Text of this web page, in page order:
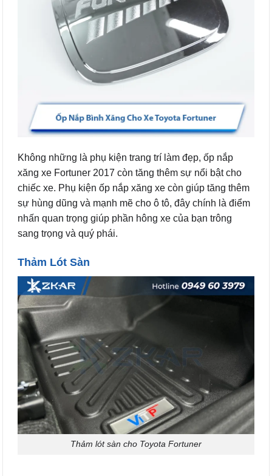
Không những là phụ kiện trang trí làm đẹp, ốp nắp
xăng xe Fortuner 2017 còn tăng thêm sự nổi bật cho
chiếc xe. Phụ kiện ốp nắp xăng xe còn giúp tăng thêm
sự hùng dũng và mạnh mẽ cho ô tô, đây chính là điểm
nhấn quan trọng giúp phần hông xe của bạn trông
sang trọng và quý phái.
Thảm Lót Sàn
Thảm lót sàn cho Toyota Fortuner